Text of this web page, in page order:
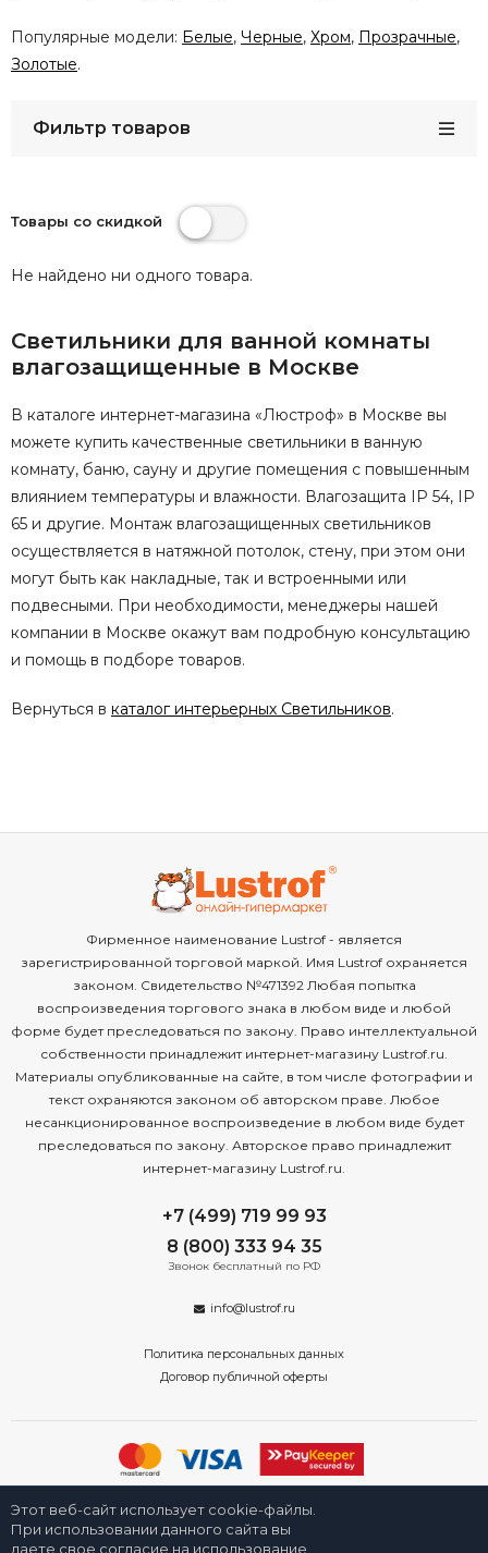
Популярные модели: Белые, Черные, Хром, Прозрачные,
Золотые.
Фильтр товаров
Товары со скидкой
Не найдено ни одного товара.
Светильники для ванной комнаты
влагозащищенные в Москве
В каталоге интернет-магазина «Люстроф» в Москве вы
можете купить качественные светильники в ванную
комнату, баню, сауну и другие помещения с повышенным
влиянием температуры и влажности. Влагозащита IP 54, IP
65 и другие. Монтаж влагозащищенных светильников
осуществляется в натяжной потолок, стену, при этом они
могут быть как накладные, так и встроенными или
подвесными. При необходимости, менеджеры нашей
компании в Москве окажут вам подробную консультацию
и помощь в подборе товаров.
Вернуться в каталог интерьерных Светильников.
Фирменное наименование Lustrof - является
зарегистрированной торговой маркой. Имя Lustrof охраняется
законом. Свидетельство №471392 Любая попытка
воспроизведения торгового знака в любом виде и любой
форме будет преследоваться по закону. Право интеллектуальной
собственности принадлежит интернет-магазину Lustrof.ru.
Материалы опубликованные на сайте, в том числе фотографии и
текст охраняются законом об авторском праве. Любое
несанкционированное воспроизведение в любом виде будет
преследоваться по закону. Авторское право принадлежит
интернет-магазину Lustrof.ru.
+7 (499) 719 99 93
8 (800) 333 94 35
Звонок бесплатный по РФ
info@lustrof.ru
Политика персональных данных
Договор публичной оферты
2008-2026 © Интернет-магазин светильников «Люстроф» в Москве -
приборы освещения для дома и улицы от производителя с доставкой
по России. Все права защищены.
Этот веб-сайт использует cookie-файлы.
При использовании данного сайта вы
даете свое согласие на использование